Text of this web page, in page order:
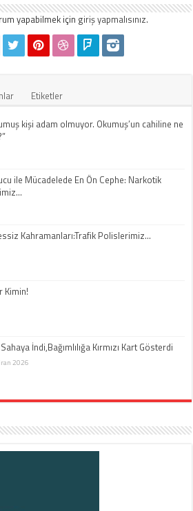
yapabilmek için giriş yapmalısınız.
Etiketler
kişi adam olmuyor. Okumuş’un cahiline ne
ile Mücadelede En Ön Cephe: Narkotik
Kahramanları:Trafik Polislerimiz…
Kimin!
İndi,Bağımlılığa Kırmızı Kart Gösterdi
2026